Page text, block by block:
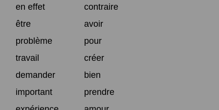
en effet
contraire
être
avoir
problème
pour
travail
créer
demander
bien
important
prendre